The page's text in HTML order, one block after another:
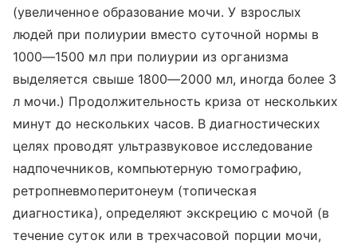
(увеличенное образование мочи. У взрослых
людей при полиурии вместо суточной нормы в
1000—1500 мл при полиурии из организма
выделяется свыше 1800—2000 мл, иногда более 3
л мочи.) Продолжительность криза от нескольких
минут до нескольких часов. В диагностических
целях проводят ультразвуковое исследование
надпочечников, компьютерную томографию,
ретропневмоперитонеум (топическая
диагностика), определяют экскрецию с мочой (в
течение суток или в трехчасовой порции мочи,